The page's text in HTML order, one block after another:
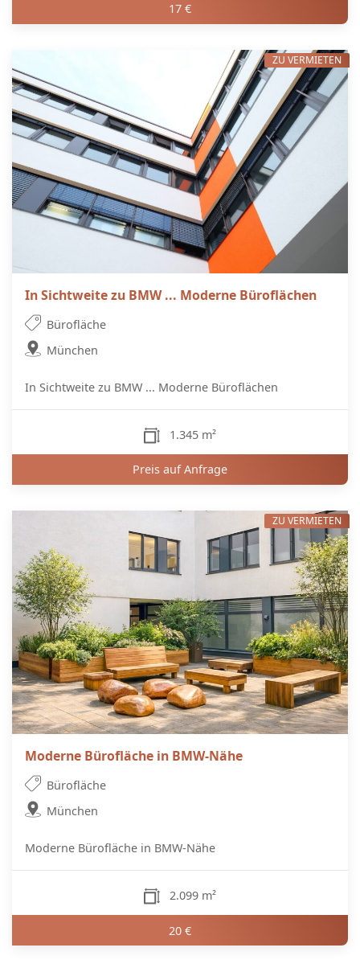
17 €
In Sichtweite zu BMW ... Moderne Büroflächen
Bürofläche
München
In Sichtweite zu BMW ... Moderne Büroflächen
1.345 m²
Preis auf Anfrage
ZU VERMIETEN
Moderne Bürofläche in BMW-Nähe
Bürofläche
München
Moderne Bürofläche in BMW-Nähe
2.099 m²
20 €
ZU VERMIETEN